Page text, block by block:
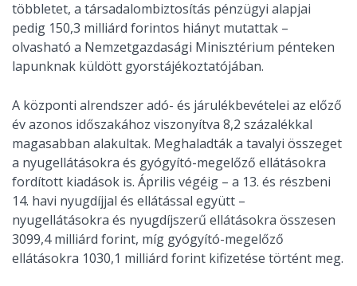
többletet, a társadalombiztosítás pénzügyi alapjai
pedig 150,3 milliárd forintos hiányt mutattak –
olvasható a Nemzetgazdasági Minisztérium pénteken
lapunknak küldött gyorstájékoztatójában.
A központi alrendszer adó- és járulékbevételei az előző
év azonos időszakához viszonyítva 8,2 százalékkal
magasabban alakultak. Meghaladták a tavalyi összeget
a nyugellátásokra és gyógyító-megelőző ellátásokra
fordított kiadások is. Április végéig – a 13. és részbeni
14. havi nyugdíjjal és ellátással együtt –
nyugellátásokra és nyugdíjszerű ellátásokra összesen
3099,4 milliárd forint, míg gyógyító-megelőző
ellátásokra 1030,1 milliárd forint kifizetése történt meg.